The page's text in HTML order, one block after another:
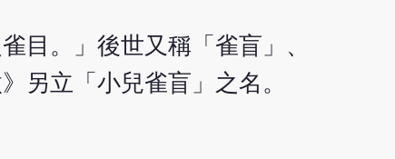
目。」後世又稱「雀盲」、
另立「小兒雀盲」之名。